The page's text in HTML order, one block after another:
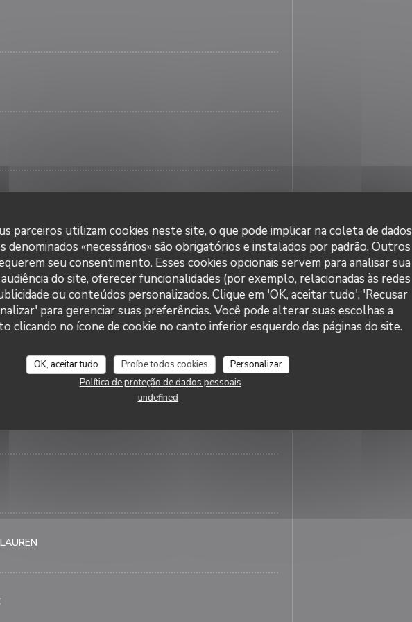
parceiros utilizam cookies neste site, o que pode implicar na coleta de dados
denominados «necessários» são obrigatórios e instalados por padrão. Outros
seu consentimento. Esses cookies opcionais servem para analisar sua
audiência do site, oferecer funcionalidades (por exemplo, relacionadas às redes
ou conteúdos personalizados. Clique em 'OK, aceitar tudo', 'Recusar
para gerenciar suas preferências. Você pode alterar suas escolhas a
clicando no ícone de cookie no canto inferior esquerdo das páginas do site.
OK, aceitar tudo Proíbe todos cookies
Personalizar
Política de proteção de dados pessoais
undefined
de marque pour notre clientèle masculine
Prism'Optical